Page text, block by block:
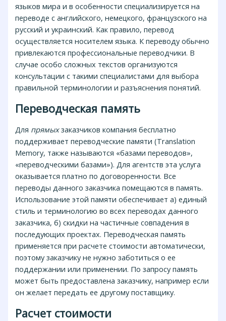
языков мира и в особенности специализируется на
переводе с английского, немецкого, французского на
русский и украинский. Как правило, перевод
осуществляется носителем языка. К переводу обычно
привлекаются профессиональные переводчики. В
случае особо сложных текстов организуются
консультации с такими специалистами для выбора
правильной терминологии и разъяснения понятий.
Переводческая память
Для прямыхзаказчиков компания бесплатно
поддерживает переводческие памяти (Translation
Memory, также называются «базами переводов»,
«переводческими базами»). Для агентств эта услуга
оказывается платно по договоренности. Все
переводы данного заказчика помещаются в память.
Использование этой памяти обеспечивает а) единый
стиль и терминологию во всех переводах данного
заказчика, б) скидки на частичные совпадения в
последующих проектах. Переводческая память
применяется при расчете стоимости автоматически,
поэтому заказчику не нужно заботиться о ее
поддержании или применении. По запросу память
может быть предоставлена заказчику, например если
он желает передать ее другому поставщику.
Расчет стоимости